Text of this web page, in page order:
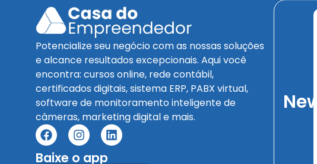
Potencialize seu negócio com as nossas soluções
e alcance resultados excepcionais. Aqui você
encontra: cursos online, rede contábil,
certificados digitais, sistema ERP, PABX virtual,
software de monitoramento inteligente de
câmeras, marketing digital e mais.
Baixe o app